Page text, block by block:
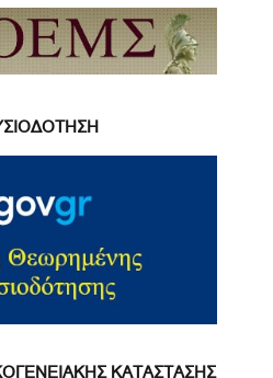
ΚΑΤΑΣΤΑΣΗΣ